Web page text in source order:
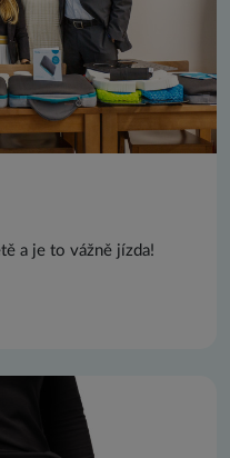
a je to vážně jízda!